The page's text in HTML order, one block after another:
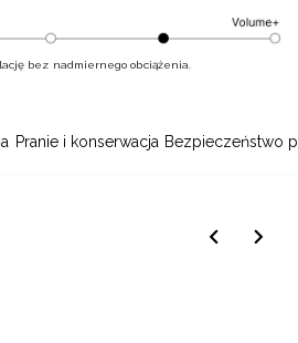
Pranie i konserwacja Bezpieczeństwo
bez nadmiernego obciążenia.